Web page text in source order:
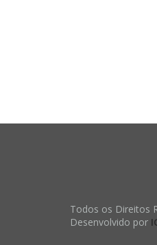
Todos os Direitos
Desenvolvido por